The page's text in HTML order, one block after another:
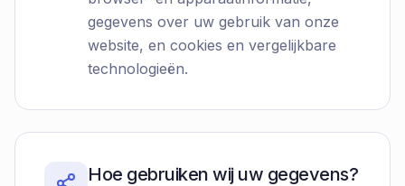
gegevens over uw gebruik van onze
website, en cookies en vergelijkbare
technologieën.
Hoe gebruiken wij uw gegevens?